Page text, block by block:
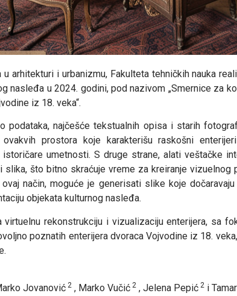
arhitekturi i urbanizmu, Fakulteta tehničkih nauka
u 2024. godini, pod nazivom „Smernice za
iz 18. veka“.
najčešće tekstualnih opisa i starih
prostora koje karakterišu raskošni
umetnosti. S druge strane, alati veštačke
što bitno skraćuje vreme za kreiranje vizuelnog
način, moguće je generisati slike koje
objekata kulturnog nasleđa.
rekonstrukciju i vizualizaciju enterijera, sa
poznatih enterijera dvoraca Vojvodine iz 18.
Jovanović 2 , Marko Vučić 2 , Jelena Pepić 2 i